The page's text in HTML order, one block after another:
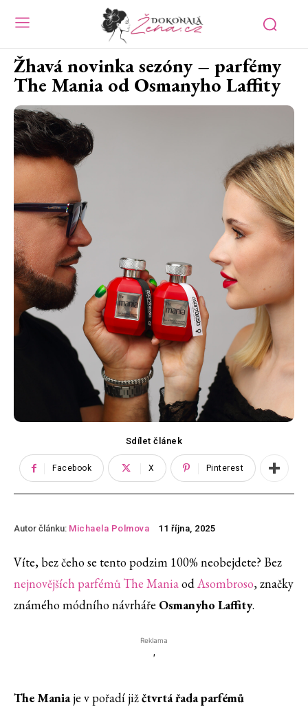
Žhavá novinka sezóny – parfémy
The Mania od Osmanyho Laffity
Sdílet článek
Facebook X Pinterest
Autor článku: Michaela Polmova 11 října, 2025
Víte, bez čeho se tento podzim 100% neobejdete? Bez
nejnovějších parfémů The ManiaodAsombroso, značky
známého módního návrháře Osmanyho Laffity.
Reklama
'
The Maniaje v pořadí jižčtvrtá řadaparfémů